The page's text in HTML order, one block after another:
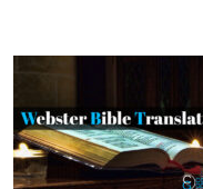
October